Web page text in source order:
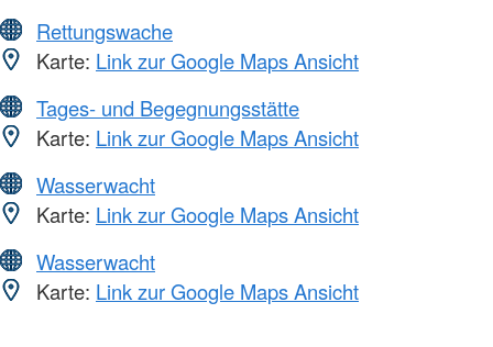
Rettungswache
Karte: Link zur Google Maps Ansicht
Tages- und Begegnungsstätte
Karte: Link zur Google Maps Ansicht
Wasserwacht
Karte: Link zur Google Maps Ansicht
Wasserwacht
Karte: Link zur Google Maps Ansicht